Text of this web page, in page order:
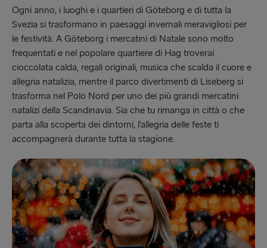
Ogni anno, i luoghi e i quartieri di Göteborg e di tutta la
Svezia si trasformano in paesaggi invernali meravigliosi per
le festività. A Göteborg i mercatini di Natale sono molto
frequentati e nel popolare quartiere di Hag troverai
cioccolata calda, regali originali, musica che scalda il cuore e
allegria natalizia, mentre il parco divertimenti di Liseberg si
trasforma nel Polo Nord per uno dei più grandi mercatini
natalizi della Scandinavia. Sia che tu rimanga in città o che
parta alla scoperta dei dintorni, l’allegria delle feste ti
accompagnerà durante tutta la stagione.